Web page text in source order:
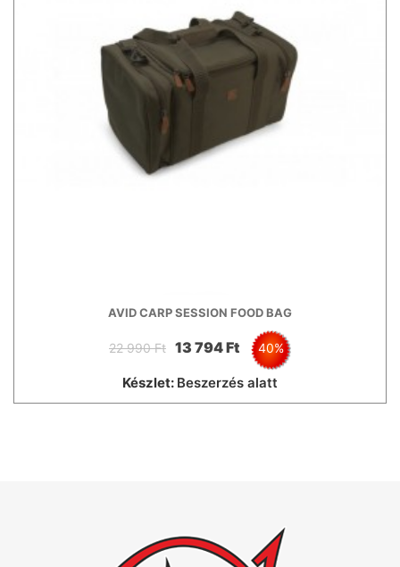
AVID CARP SESSION FOOD BAG
22 990 Ft 13 794 Ft 40%
Készlet: Beszerzés alatt